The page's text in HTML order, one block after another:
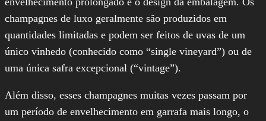
champagnes de luxo geralmente são produzidos em
quantidades limitadas e podem ser feitos de uvas de um
único vinhedo (conhecido como “single vineyard”) ou de
uma única safra excepcional (“vintage”).
Além disso, esses champagnes muitas vezes passam por
um período de envelhecimento em garrafa mais longo, o